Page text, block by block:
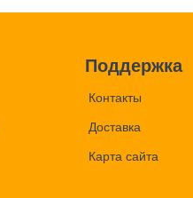
Поддержка
Контакты
Доставка
Карта сайта